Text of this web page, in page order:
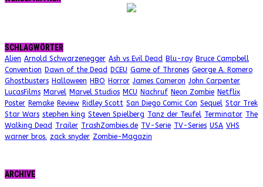
SCHLAGWÖRTER
Alien Arnold Schwarzenegger Ash vs Evil Dead Blu-ray Bruce Campbell
Convention Dawn of the Dead DCEU Game of Thrones George A. Romero
Ghostbusters Halloween HBO Horror James Cameron John Carpenter
LucasFilms Marvel Marvel Studios MCU Nachruf Neon Zombie Netflix
Poster Remake Review Ridley Scott San Diego Comic Con Sequel Star Trek
Star Wars stephen king Steven Spielberg Tanz der Teufel Terminator The
Walking Dead Trailer TrashZombies.de TV-Serie TV-Series USA VHS
warner bros. zack snyder Zombie-Magazin
ARCHIVE